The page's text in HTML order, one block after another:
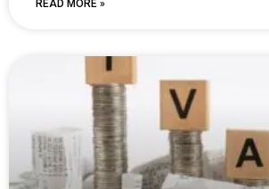
READ MORE »